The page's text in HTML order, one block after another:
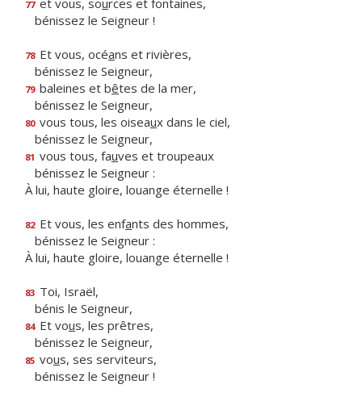
77 et vous, sources et fontaines,
bénissez le Seigneur !
78 Et vous, océans et rivières,
bénissez le Seigneur,
79 baleines et bêtes de la mer,
bénissez le Seigneur,
80 vous tous, les oiseaux dans le ciel,
bénissez le Seigneur,
81 vous tous, fauves et troupeaux
bénissez le Seigneur :
À lui, haute gloire, louange éternelle !
82 Et vous, les enfants des hommes,
bénissez le Seigneur :
À lui, haute gloire, louange éternelle !
83 Toi, Israël,
bénis le Seigneur,
84 Et vous, les prêtres,
bénissez le Seigneur,
85 vous, ses serviteurs,
bénissez le Seigneur !